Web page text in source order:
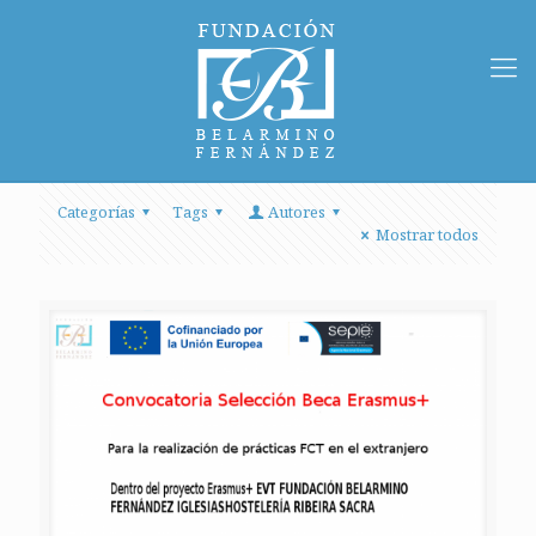
Categorías Tags
Autores
Mostrar todos